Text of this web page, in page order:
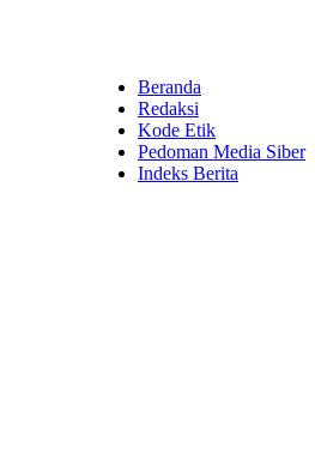
Beranda
Redaksi
Kode Etik
Pedoman Media Siber
Indeks Berita